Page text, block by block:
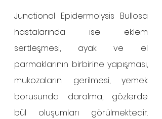
Junctional Epidermolysis Bullosa
hastalarında ise eklem
sertleşmesi, ayak ve el
parmaklarının birbirine yapışması,
mukozaların gerilmesi, yemek
borusunda daralma, gözlerde
bül oluşumları görülmektedir.